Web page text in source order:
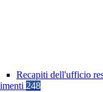
Recapiti dell'ufficio
248